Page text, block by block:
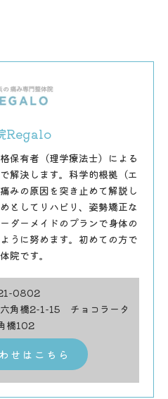
Regalo
保有者（理学療法士）による
解決します。科学的根拠（エ
みの原因を突き止めて解説し
としてリハビリ、姿勢矯正な
ダーメイドのプランで身体の
うに努めます。初めての方で
院です。
0802
角橋2-1-15 チョコラータ
橋102
せはこちら